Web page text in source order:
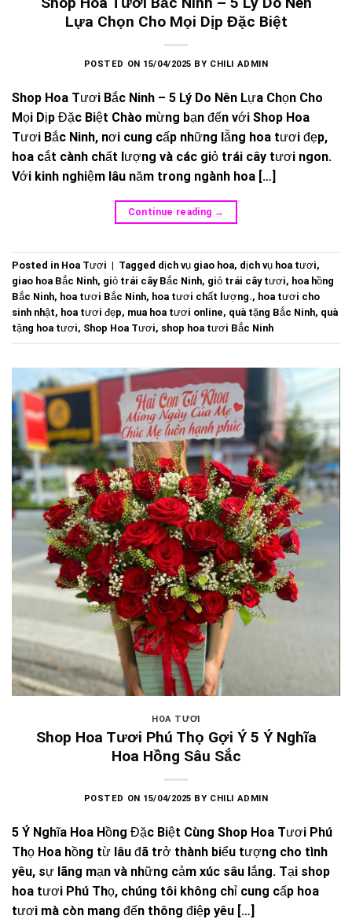
Lựa Chọn Cho Mọi Dịp Đặc Biệt
POSTED ON 15/04/2025 BY CHILI ADMIN
Shop Hoa Tươi Bắc Ninh – 5 Lý Do Nên Lựa Chọn Cho
Mọi Dịp Đặc Biệt Chào mừng bạn đến với Shop Hoa
Tươi Bắc Ninh, nơi cung cấp những lẵng hoa tươi đẹp,
hoa cắt cành chất lượng và các giỏ trái cây tươi ngon.
Với kinh nghiệm lâu năm trong ngành hoa […]
Continue reading →
Posted in Hoa Tươi | Tagged dịch vụ giao hoa, dịch vụ hoa tươi,
giao hoa Bắc Ninh, giỏ trái cây Bắc Ninh, giỏ trái cây tươi, hoa hồng
Bắc Ninh, hoa tươi Bắc Ninh, hoa tươi chất lượng., hoa tươi cho
sinh nhật, hoa tươi đẹp, mua hoa tươi online, quà tặng Bắc Ninh, quà
tặng hoa tươi, Shop Hoa Tươi, shop hoa tươi Bắc Ninh
HOA TƯƠI
Shop Hoa Tươi Phú Thọ Gợi Ý 5 Ý Nghĩa
Hoa Hồng Sâu Sắc
POSTED ON 15/04/2025 BY CHILI ADMIN
5 Ý Nghĩa Hoa Hồng Đặc Biệt Cùng Shop Hoa Tươi Phú
Thọ Hoa hồng từ lâu đã trở thành biểu tượng cho tình
yêu, sự lãng mạn và những cảm xúc sâu lắng. Tại shop
hoa tươi Phú Thọ, chúng tôi không chỉ cung cấp hoa
tươi mà còn mang đến thông điệp yêu […]